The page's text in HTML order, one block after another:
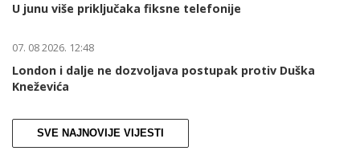
U junu više priključaka fiksne telefonije
07. 08 2026. 12:48
London i dalje ne dozvoljava postupak protiv Duška
Kneževića
SVE NAJNOVIJE VIJESTI